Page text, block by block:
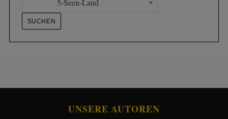
UNSERE AUTOREN